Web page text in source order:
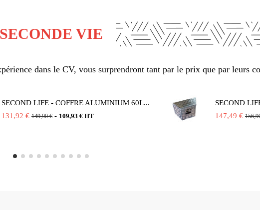
SECONDE VIE
dans le CV, vous surprendront tant par le prix que par leurs
SECOND LIFE - COFFRE ALUMINIUM 60L...
131,92 € 149,90 € - 109,93 € HT
SECOND
147,49 €